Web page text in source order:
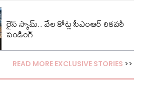
రైస్ స్కామ్.. వేల కోట్ల‌ సీఎంఆర్ రికవరీ
పెండింగ్
READ MORE EXCLUSIVE STORIES >>